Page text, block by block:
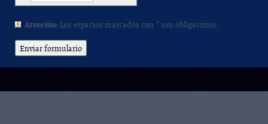
Atención : Los espacios marcados con *son obligatorios.